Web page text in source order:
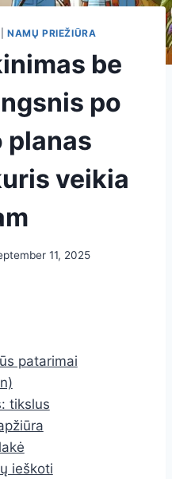
NAMŲ PRIEŽIŪRA
be
po
planas
veikia
11, 2025
patarimai
tikslus
ieškoti